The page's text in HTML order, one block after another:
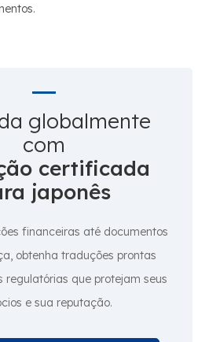
globalmente
com
certificada
japonês
financeiras até documentos
obtenha traduções prontas
regulatórias que protejam seus
e sua reputação.